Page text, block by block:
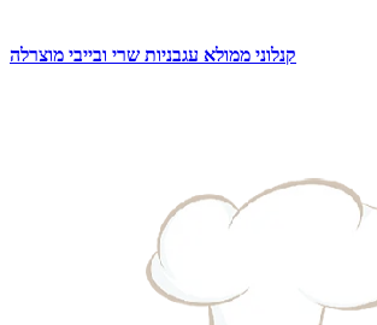
קנלוני ממולא עגבניות שרי ובייבי מוצרלה